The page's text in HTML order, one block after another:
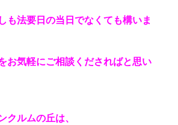
も法要日の当日でなくても構いま
お気軽にご相談くださればと思い
クルムの丘は、